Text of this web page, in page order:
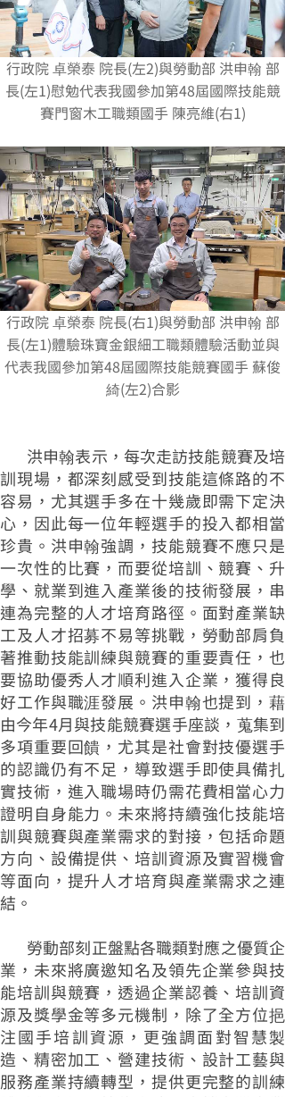
行政院 卓榮泰 院長(左2)與勞動部 洪申翰 部
長(左1)慰勉代表我國參加第48屆國際技能競
賽門窗木工職類國手 陳亮維(右1)
行政院 卓榮泰 院長(右1)與勞動部 洪申翰 部
長(左1)體驗珠寶金銀細工職類體驗活動並與
代表我國參加第48屆國際技能競賽國手 蘇俊
綺(左2)合影
洪申翰表示，每次走訪技能競賽及培
訓現場，都深刻感受到技能這條路的不
容易，尤其選手多在十幾歲即需下定決
心，因此每一位年輕選手的投入都相當
珍貴。洪申翰強調，技能競賽不應只是
一次性的比賽，而要從培訓、競賽、升
學、就業到進入產業後的技術發展，串
連為完整的人才培育路徑。面對產業缺
工及人才招募不易等挑戰，勞動部肩負
著推動技能訓練與競賽的重要責任，也
要協助優秀人才順利進入企業，獲得良
好工作與職涯發展。洪申翰也提到，藉
由今年4月與技能競賽選手座談，蒐集到
多項重要回饋，尤其是社會對技優選手
的認識仍有不足，導致選手即使具備扎
實技術，進入職場時仍需花費相當心力
證明自身能力。未來將持續強化技能培
訓與競賽與產業需求的對接，包括命題
方向、設備提供、培訓資源及實習機會
等面向，提升人才培育與產業需求之連
結。
勞動部刻正盤點各職類對應之優質企
業，未來將廣邀知名及領先企業參與技
能培訓與競賽，透過企業認養、培訓資
源及獎學金等多元機制，除了全方位挹
注國手培訓資源，更強調面對智慧製
造、精密加工、營建技術、設計工藝與
服務產業持續轉型，提供更完整的訓練